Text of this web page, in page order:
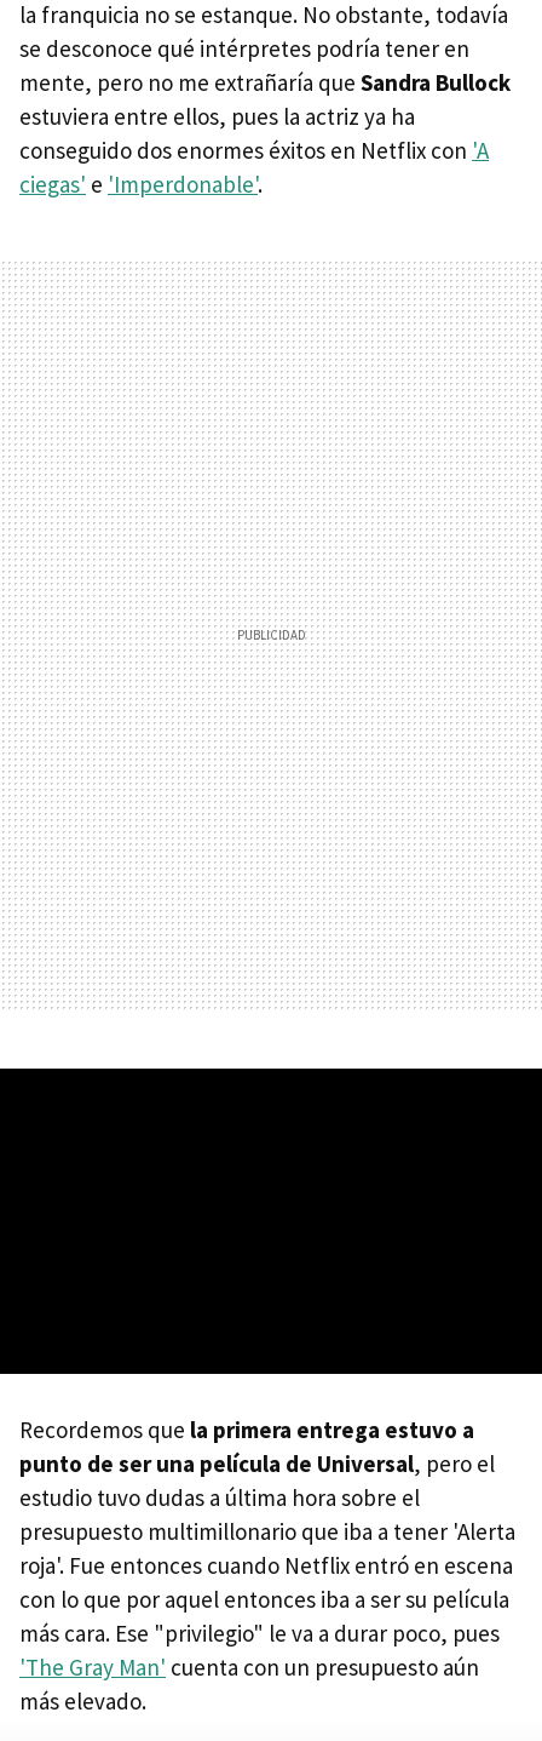
la franquicia no se estanque. No obstante, todavía
se desconoce qué intérpretes podría tener en
mente, pero no me extrañaría que Sandra Bullock
estuviera entre ellos, pues la actriz ya ha
conseguido dos enormes éxitos en Netflix con 'A
ciegas' e 'Imperdonable'.
Recordemos que la primera entrega estuvo a
punto de ser una película de Universal, pero el
estudio tuvo dudas a última hora sobre el
presupuesto multimillonario que iba a tener 'Alerta
roja'. Fue entonces cuando Netflix entró en escena
con lo que por aquel entonces iba a ser su película
más cara. Ese "privilegio" le va a durar poco, pues
'The Gray Man' cuenta con un presupuesto aún
más elevado.